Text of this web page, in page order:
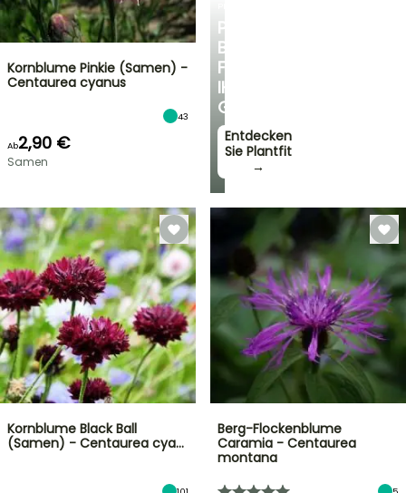
PERSÖNLICHE
BERATUNG
FÜR
IHREN
GARTEN
Entdecken
Sie Plantfit
→
Kornblume Pinkie (Samen) -
Centaurea cyanus
43
Ab2,90 €
Samen
Kornblume Black Ball
(Samen) - Centaurea cya…
Berg-Flockenblume
Caramia - Centaurea
montana